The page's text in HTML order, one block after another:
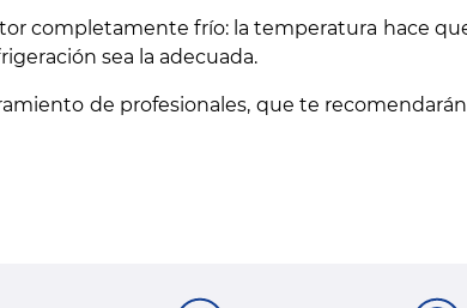
completamente frío: la temperatura hace
sea la adecuada.
de profesionales, que te